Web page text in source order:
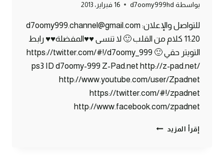
بواسطة d7oomy999hd 16 فبراير، 2013
للتواصل والإعلان: d7oomy999.channel@gmail.com
11:20 كلام من القلب 🙂 لا تنسى ♥♥المفضلة♥♥ رابط
التويتر حقي 🙂 https://twitter.com/#!/d7oomy_999
ps3 ID d7oomy-999 Z-Pad.net http://z-pad.net/
http://www.youtube.com/user/Zpadnet
https://twitter.com/#!/zpadnet
http://www.facebook.com/zpadnet
إقرأ المزيد ماين